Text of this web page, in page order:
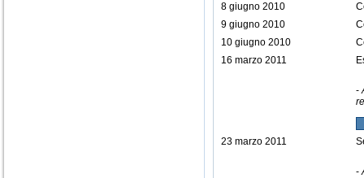
8 giugno 2010
9 giugno 2010
10 giugno 2010
16 marzo 2011
-
23 marzo 2011
-